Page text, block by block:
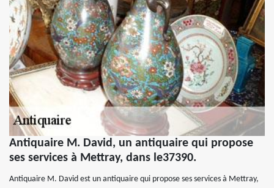
Antiquaire M. David, un antiquaire qui propose
ses services à Mettray, dans le37390.
Antiquaire M. David est un antiquaire qui propose ses services à Mettray,